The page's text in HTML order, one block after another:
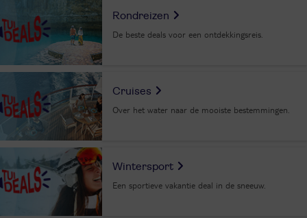
Rondreizen
De beste deals voor een ontdekkingsreis.
Cruises
Over het water naar de mooiste bestemmingen.
Wintersport
Een sportieve vakantie deal in de sneeuw.